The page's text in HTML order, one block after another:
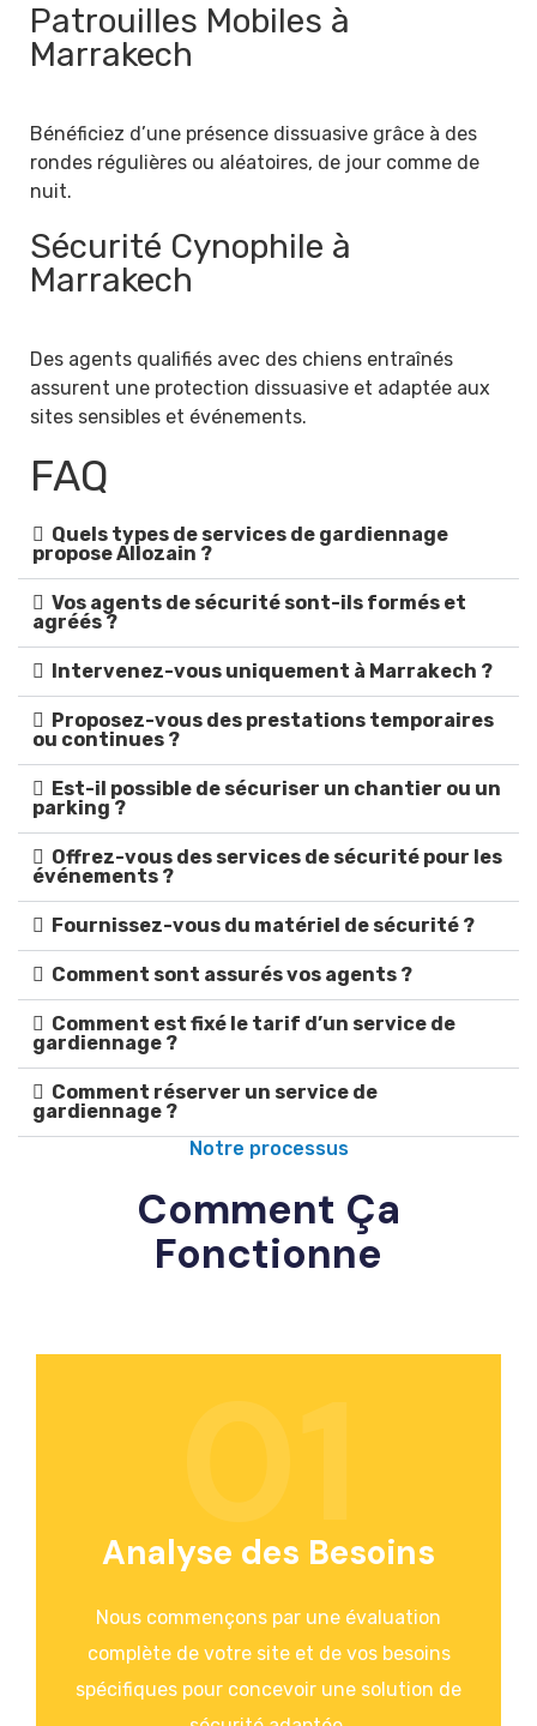
Patrouilles Mobiles à
Marrakech
Bénéficiez d’une présence dissuasive grâce à des
rondes régulières ou aléatoires, de jour comme de
nuit.
Sécurité Cynophile à
Marrakech
Des agents qualifiés avec des chiens entraînés
assurent une protection dissuasive et adaptée aux
sites sensibles et événements.
FAQ
Quels types de services de gardiennage
propose Allozain ?
Vos agents de sécurité sont-ils formés et
agréés ?
Intervenez-vous uniquement à Marrakech ?
Proposez-vous des prestations temporaires
ou continues ?
Est-il possible de sécuriser un chantier ou un
parking ?
Offrez-vous des services de sécurité pour les
événements ?
Fournissez-vous du matériel de sécurité ?
Comment sont assurés vos agents ?
Comment est fixé le tarif d’un service de
gardiennage ?
Comment réserver un service de
gardiennage ?
Notre processus
Comment Ça
Fonctionne
Analyse des Besoins
Nous commençons par une évaluation
complète de votre site et de vos besoins
spécifiques pour concevoir une solution de